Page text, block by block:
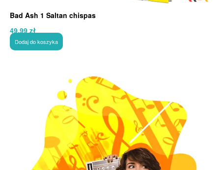
Bad Ash 1 Saltan chispas
49,99zł
Dodaj do koszyka